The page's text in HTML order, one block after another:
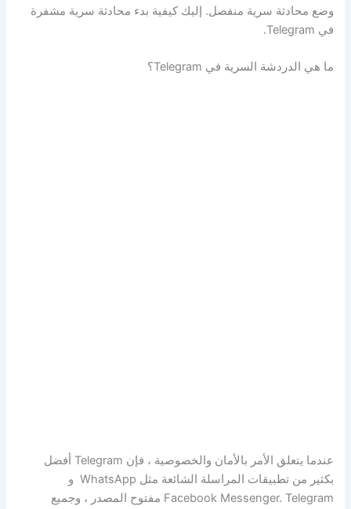
وضع محادثة سرية منفصل. إليك كيفية بدء محادثة سرية مشفرة
في Telegram.
ما هي الدردشة السرية في Telegram؟
عندما يتعلق الأمر بالأمان والخصوصية ، فإن Telegram أفضل
بكثير من تطبيقات المراسلة الشائعة مثل WhatsApp و
Facebook Messenger. Telegram مفتوح المصدر ، وجميع